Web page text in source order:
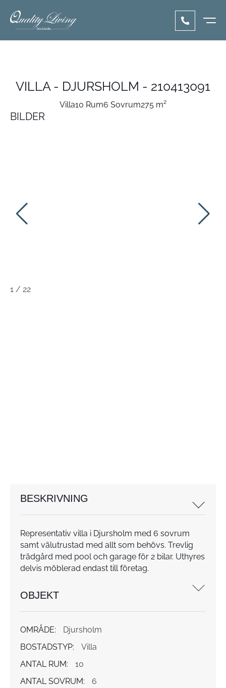
VILLA - DJURSHOLM - 210413091
Villa10 Rum6 Sovrum275 m²
BILDER
1 / 22
BESKRIVNING
Representativ villa i Djursholm med 6 sovrum
samt välutrustad med allt som behövs. Trevlig
trädgård med pool och garage för 2 bilar. Uthyres
delvis möblerad endast till företag.
OBJEKT
OMRÅDE:
Djursholm
BOSTADSTYP:
Villa
ANTAL RUM:
10
ANTAL SOVRUM:
6